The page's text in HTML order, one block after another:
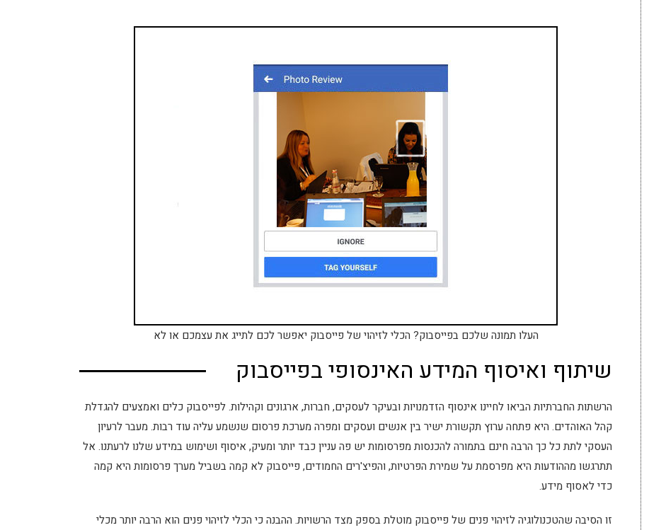
העלו תמונה שלכם בפייסבוק? הכלי לזיהוי של פייסבוק יאפשר לכם לתייג את עצמכם או לא
שיתוף ואיסוף המידע האינסופי בפייסבוק
הרשתות החברתיות הביאו לחיינו אינסוף הזדמנויות ובעיקר לעסקים, חברות, ארגונים וקהילות. לפייסבוק כלים ואמצעים להגדלת
קהל האוהדים. היא פתחה ערוץ תקשורת ישיר בין אנשים ועסקים ומפרה מערכת פרסום שנשמע עליה עוד רבות. מעבר לרעיון
העסקי לתת כל כך הרבה חינם בתמורה להכנסות מפרסומות יש פה עניין כבד יותר ומעיק, איסוף ושימוש במידע שלנו לרעתנו. אל
תתרגשו מההודעות היא מפרסמת על שמירת הפרטיות, והפיצ'רים החמודים, פייסבוק לא קמה בשביל מערך פרסומות היא קמה
כדי לאסוף מידע.
זו הסיבה שהטכנולוגיה לזיהוי פנים של פייסבוק מוטלת בספק מצד הרשויות. ההבנה כי הכלי לזיהוי פנים הוא הרבה יותר מכלי
ייעוץ. הקמת מחלקות. לימוד.
אסטרטגיה. חדשנות. שיווק. מכירות. HR. גיוס עובדים. AI
בא לכם לגדול? זמינה לשיחה 052.6351675